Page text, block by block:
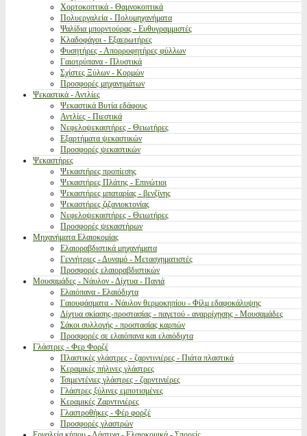
Χορτοκοπτικά - Θαμνοκοπτικά
Πολυεργαλεία - Πολυμηχανήματα
Ψαλίδια μπορντούρας - Ευθυγραμμιστές
Κλαδοφάγοι - Εξαερωτήρες
Φυσητήρες - Απορροφητήρες φύλλων
Γαιοτρύπανα - Πλυστικά
Σχίστες Ξύλων - Κορμών
Προσφορές μηχανημάτων
Ψεκαστικά - Αντλίες
Ψεκαστικά Βυτία εδάφους
Αντλίες - Πιεστικά
Νεφελοψεκαστήρες - Θειωτήρες
Εξαρτήματα ψεκαστικών
Προσφορές ψεκαστικών
Ψεκαστήρες
Ψεκαστήρες προπίεσης
Ψεκαστήρες Πλάτης - Επινώτιοι
Ψεκαστήρες μπαταρίας - βενζίνης
Ψεκαστήρες ζιζανιοκτονίας
Νεφελοψεκαστήρες - Θειωτήρες
Προσφορές ψεκαστήρων
Μηχανήματα Ελαιοκομίας
Ελαιοραβδιστικά μηχανήματα
Γεννήτριες - Δυναμό - Μετασχηματιστές
Προσφορές ελαιοραβδιστικών
Μουσαμάδες - Νάυλον - Δίχτυα - Πανιά
Ελαιόπανα - Ελαιόδιχτα
Γαιουφάσματα - Νάυλον θερμοκηπίου - Φίλμ εδαφοκάλυψης
Δίχτυα σκίασης-προστασίας - παγετού - αναρρίχησης - Μουσαμάδες
Σάκοι συλλογής - προστασίας καρπών
Προσφορές σε ελαιόπανα και ελαιόδιχτα
Γλάστρες - Φερ Φορζέ
Πλαστικές γλάστρες - ζαρντινιέρες - Πιάτα πλαστικά
Κεραμικές πήλινες γλάστρες
Τσιμεντένιες γλάστρες - ζαρντινιέρες
Γλάστρες ξύλινες εμποτισμένες
Κεραμικές Ζαρντινιέρες
Γλαστροθήκες - Φέρ φορζέ
Προσφορές γλαστρών